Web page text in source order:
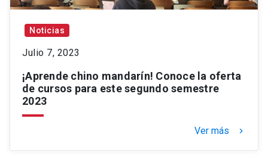
Noticias
Julio 7, 2023
¡Aprende chino mandarín! Conoce la oferta
de cursos para este segundo semestre
2023
Ver más keyboard_arrow_right